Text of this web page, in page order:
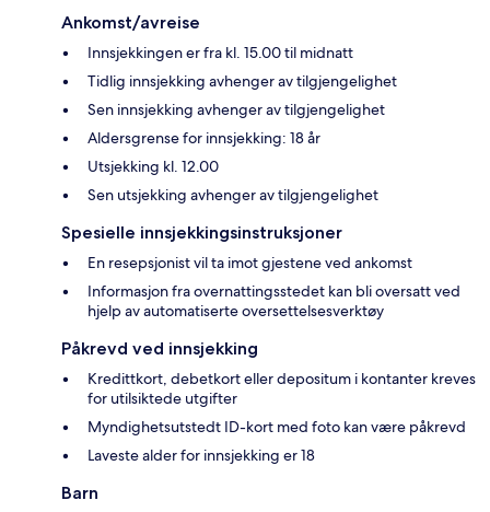
Ankomst/avreise
Innsjekkingen er fra kl. 15.00 til midnatt
Tidlig innsjekking avhenger av tilgjengelighet
Sen innsjekking avhenger av tilgjengelighet
Aldersgrense for innsjekking: 18 år
Utsjekking kl. 12.00
Sen utsjekking avhenger av tilgjengelighet
Spesielle innsjekkingsinstruksjoner
En resepsjonist vil ta imot gjestene ved ankomst
Informasjon fra overnattingsstedet kan bli oversatt ved
hjelp av automatiserte oversettelsesverktøy
Påkrevd ved innsjekking
Kredittkort, debetkort eller depositum i kontanter kreves
for utilsiktede utgifter
Myndighetsutstedt ID-kort med foto kan være påkrevd
Laveste alder for innsjekking er 18
Barn